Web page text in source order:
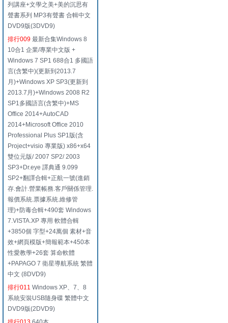
列講座+文學之美+美的沉思有
聲書系列 MP3有聲書 合輯中文
DVD9版(3DVD9)
排行009 最新合集Windows 8
10合1 企業/專業中文版 +
Windows 7 SP1 688合1 多國語
言(含繁中)(更新到2013.7
月)+Windows XP SP3(更新到
2013.7月)+Windows 2008 R2
SP1多國語言(含繁中)+MS
Office 2014+AutoCAD
2014+Microsoft Office 2010
Professional Plus SP1版(含
Project+visio 專業版) x86+x64
雙位元版/ 2007 SP2/ 2003
SP3+Dr.eye 譯典通 9.099
SP2+翻譯合輯+正航一號(進銷
存.會計.營業帳務.客戶關係管理.
報價系統.票據系統.維修管
理)+防毒合輯+490套 Windows
7.VISTA.XP 專用 軟體合輯
+3850個 字型+24萬個 素材+音
效+網頁模版+簡報範本+450本
性愛教學+26套 算命軟體
+PAPAGO 7 衛星導航系統 繁體
中文 (8DVD9)
排行011 Windows XP、7、8
系統安裝USB隨身碟 繁體中文
DVD9版(2DVD9)